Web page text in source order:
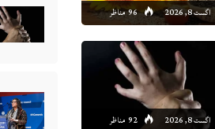
اگست 8, 2026 96 مناظر
اگست 8, 2026 92 مناظر